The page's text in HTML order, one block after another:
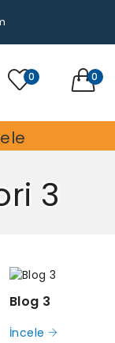
0 0
3
Blog 3
İncele